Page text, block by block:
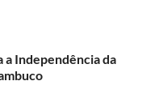
a Independência da